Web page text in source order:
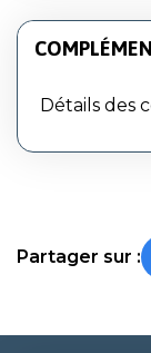
Détails des
Partager sur :